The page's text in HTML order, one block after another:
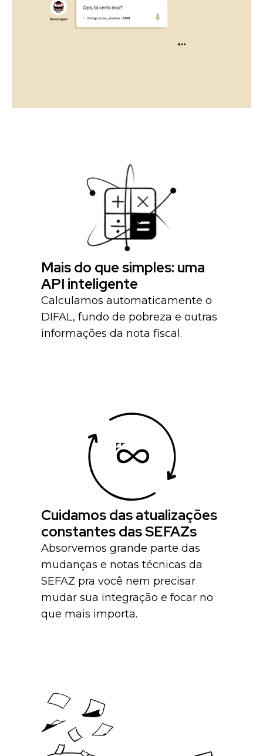
Mais do que simples: uma
API inteligente
Calculamos automaticamente o
DIFAL, fundo de pobreza e outras
informações da nota fiscal.
Cuidamos das atualizações
constantes das SEFAZs
Absorvemos grande parte das
mudanças e notas técnicas da
SEFAZ pra você nem precisar
mudar sua integração e focar no
que mais importa.